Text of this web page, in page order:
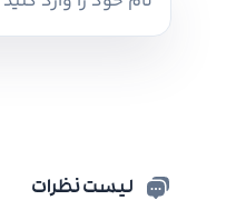
لیست نظرات